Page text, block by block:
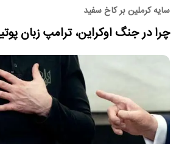
سایه کرملین بر کاخ سفید
چرا در جنگ اوکراین، ترامپ زبان